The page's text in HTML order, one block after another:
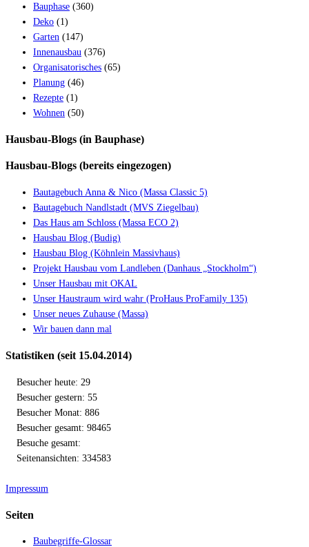
Bauphase (360)
Deko (1)
Garten (147)
Innenausbau (376)
Organisatorisches (65)
Planung (46)
Rezepte (1)
Wohnen (50)
Hausbau-Blogs (in Bauphase)
Hausbau-Blogs (bereits eingezogen)
Bautagebuch Anna & Nico (Massa Classic 5)
Bautagebuch Nandlstadt (MVS Ziegelbau)
Das Haus am Schloss (Massa ECO 2)
Hausbau Blog (Budig)
Hausbau Blog (Köhnlein Massivhaus)
Projekt Hausbau vom Landleben (Danhaus „Stockholm“)
Unser Hausbau mit OKAL
Unser Haustraum wird wahr (ProHaus ProFamily 135)
Unser neues Zuhause (Massa)
Wir bauen dann mal
Statistiken (seit 15.04.2014)
Besucher heute: 29
Besucher gestern: 55
Besucher Monat: 886
Besucher gesamt: 98465
Besuche gesamt:
Seitenansichten: 334583
Impressum
Seiten
Baubegriffe-Glossar